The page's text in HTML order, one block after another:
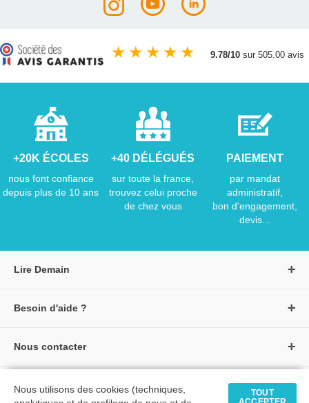
★ ★ ★ ★ ★ 9.78/10 sur 505.00 avis
+20K ÉCOLES
nous font confiance
depuis plus de 10 ans
+40 DÉLÉGUÉS
sur toute la france,
trouvez celui proche
de chez vous
PAIEMENT
par mandat
administratif,
bon d'engagement,
devis...
Lire Demain
Créer un compte
★ Avis clients vérifiés
Besoin d'aide ?
Livraisons et retours
Nous contacter
Formulaire de contact
Siège social
Tous nos livres
Nous utilisons des cookies (techniques,
TOUT